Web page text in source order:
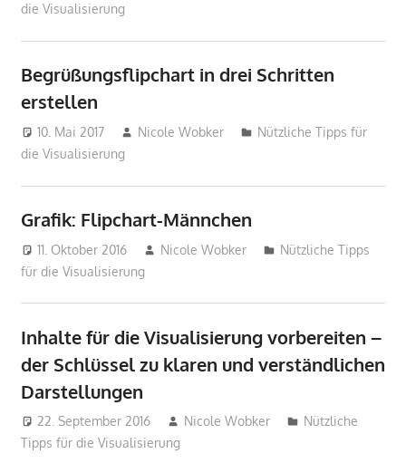
die Visualisierung
Begrüßungsflipchart in drei Schritten
erstellen
10. Mai 2017 Nicole Wobker
Nützliche Tipps für
die Visualisierung
Grafik: Flipchart-Männchen
11. Oktober 2016 Nicole Wobker
Nützliche Tipps
für die Visualisierung
Inhalte für die Visualisierung vorbereiten –
der Schlüssel zu klaren und verständlichen
Darstellungen
22. September 2016 Nicole Wobker
Nützliche
Tipps für die Visualisierung